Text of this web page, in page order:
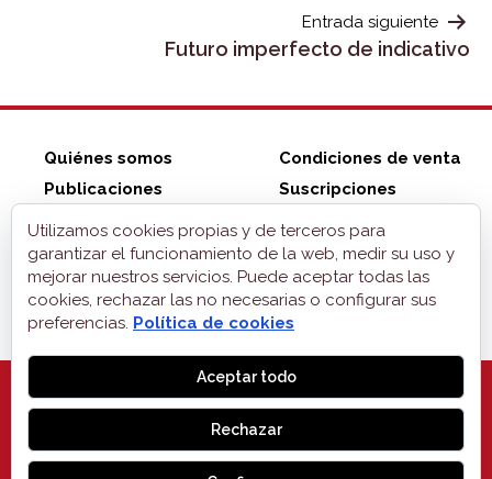
Entrada siguiente
Futuro imperfecto de indicativo
Quiénes somos
Publicaciones
Tienda ZonaELE
Condiciones de venta
Suscripciones
Contacto
Aviso legal
Privacidad
Cookies
Utilizamos cookies propias y de terceros para
garantizar el funcionamiento de la web, medir su uso y
mejorar nuestros servicios. Puede aceptar todas las
cookies, rechazar las no necesarias o configurar sus
preferencias. Política de cookies
Aceptar todo
Rechazar